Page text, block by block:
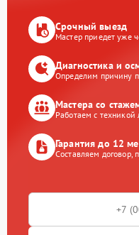
Срочный выезд
Мастер приедет уже
Диагностика и
Определим причину
Мастера со
Работаем с
Гарантия до 12
Составляем договор,